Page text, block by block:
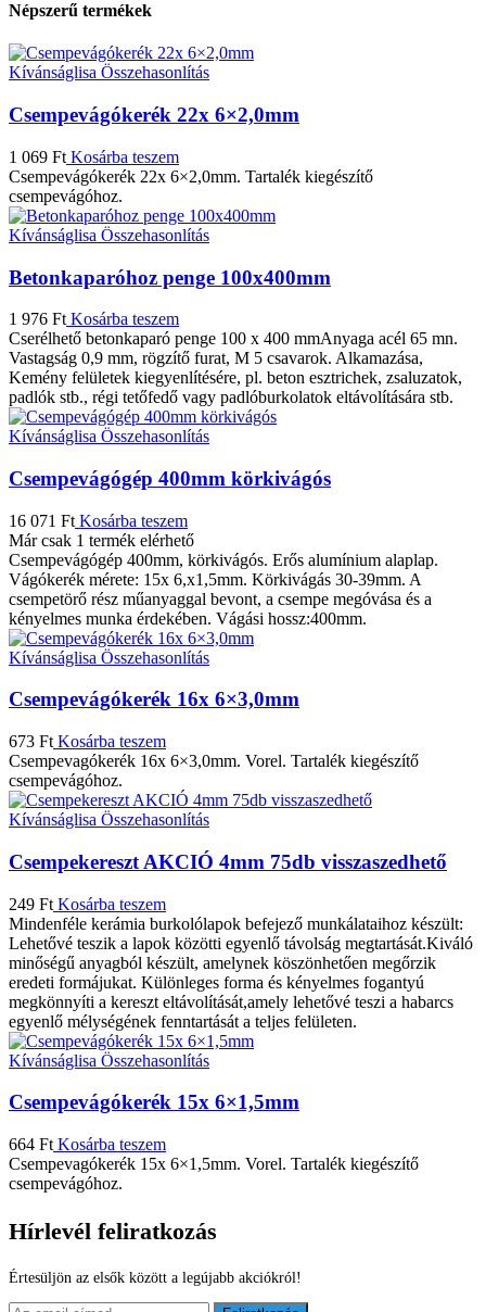
Népszerű termékek
Kívánságlisa Összehasonlítás
Csempevágókerék 22x 6×2,0mm
1 069 Ft Kosárba teszem
Csempevágókerék 22x 6×2,0mm. Tartalék kiegészítő
csempevágóhoz.
Kívánságlisa Összehasonlítás
Betonkaparóhoz penge 100x400mm
1 976 Ft Kosárba teszem
Cserélhető betonkaparó penge 100 x 400 mmAnyaga acél 65 mn.
Vastagság 0,9 mm, rögzítő furat, M 5 csavarok. Alkamazása,
Kemény felületek kiegyenlítésére, pl. beton esztrichek, zsaluzatok,
padlók stb., régi tetőfedő vagy padlóburkolatok eltávolítására stb.
Kívánságlisa Összehasonlítás
Csempevágógép 400mm körkivágós
16 071 Ft Kosárba teszem
Már csak 1 termék elérhető
Csempevágógép 400mm, körkivágós. Erős alumínium alaplap.
Vágókerék mérete: 15x 6,x1,5mm. Körkivágás 30-39mm. A
csempetörő rész műanyaggal bevont, a csempe megóvása és a
kényelmes munka érdekében. Vágási hossz:400mm.
Kívánságlisa Összehasonlítás
Csempevágókerék 16x 6×3,0mm
673 Ft Kosárba teszem
Csempevagókerék 16x 6×3,0mm. Vorel. Tartalék kiegészítő
csempevágóhoz.
Kívánságlisa Összehasonlítás
Csempekereszt AKCIÓ 4mm 75db visszaszedhető
249 Ft Kosárba teszem
Mindenféle kerámia burkolólapok befejező munkálataihoz készült:
Lehetővé teszik a lapok közötti egyenlő távolság megtartását.Kiváló
minőségű anyagból készült, amelynek köszönhetően megőrzik
eredeti formájukat. Különleges forma és kényelmes fogantyú
megkönnyíti a kereszt eltávolítását,amely lehetővé teszi a habarcs
egyenlő mélységének fenntartását a teljes felületen.
Kívánságlisa Összehasonlítás
Csempevágókerék 15x 6×1,5mm
664 Ft Kosárba teszem
Csempevagókerék 15x 6×1,5mm. Vorel. Tartalék kiegészítő
csempevágóhoz.
Hírlevél feliratkozás
Értesüljön az elsők között a legújabb akciókról!